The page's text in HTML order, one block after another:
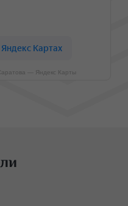
— Яндекс Карты